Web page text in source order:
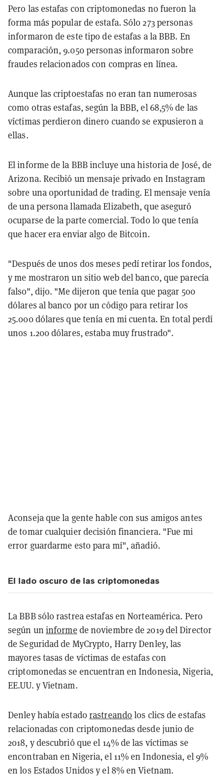
Pero las estafas con criptomonedas no fueron la
forma más popular de estafa. Sólo 273 personas
informaron de este tipo de estafas a la BBB. En
comparación, 9.050 personas informaron sobre
fraudes relacionados con compras en línea.
Aunque las criptoestafas no eran tan numerosas
como otras estafas, según la BBB, el 68,5% de las
víctimas perdieron dinero cuando se expusieron a
ellas.
El informe de la BBB incluye una historia de José, de
Arizona. Recibió un mensaje privado en Instagram
sobre una oportunidad de trading. El mensaje venía
de una persona llamada Elizabeth, que aseguró
ocuparse de la parte comercial. Todo lo que tenía
que hacer era enviar algo de Bitcoin.
"Después de unos dos meses pedí retirar los fondos,
y me mostraron un sitio web del banco, que parecía
falso", dijo. "Me dijeron que tenía que pagar 500
dólares al banco por un código para retirar los
25.000 dólares que tenía en mi cuenta. En total perdí
unos 1.200 dólares, estaba muy frustrado".
Aconseja que la gente hable con sus amigos antes
de tomar cualquier decisión financiera. "Fue mi
error guardarme esto para mí", añadió.
El lado oscuro de las criptomonedas
La BBB sólo rastrea estafas en Norteamérica. Pero
según un informe de noviembre de 2019 del Director
de Seguridad de MyCrypto, Harry Denley, las
mayores tasas de víctimas de estafas con
criptomonedas se encuentran en Indonesia, Nigeria,
EE.UU. y Vietnam.
Denley había estadorastreando los clics de estafas
relacionadas con criptomonedas desde junio de
2018, y descubrió que el 14% de las víctimas se
encontraban en Nigeria, el 11% en Indonesia, el 9%
en los Estados Unidos y el 8% en Vietnam.